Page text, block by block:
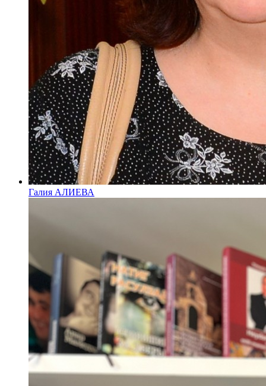
Галия АЛИЕВА